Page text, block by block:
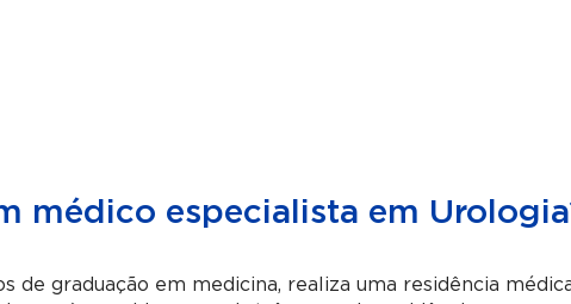
médico especialista em
de graduação em medicina, realiza uma residência